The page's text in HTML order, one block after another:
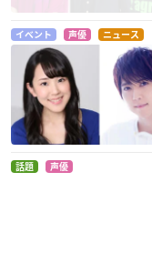
マンガ家さんとアシ
スタントさんと
黒井せな
イベント 声優 ニュース
話題 声優